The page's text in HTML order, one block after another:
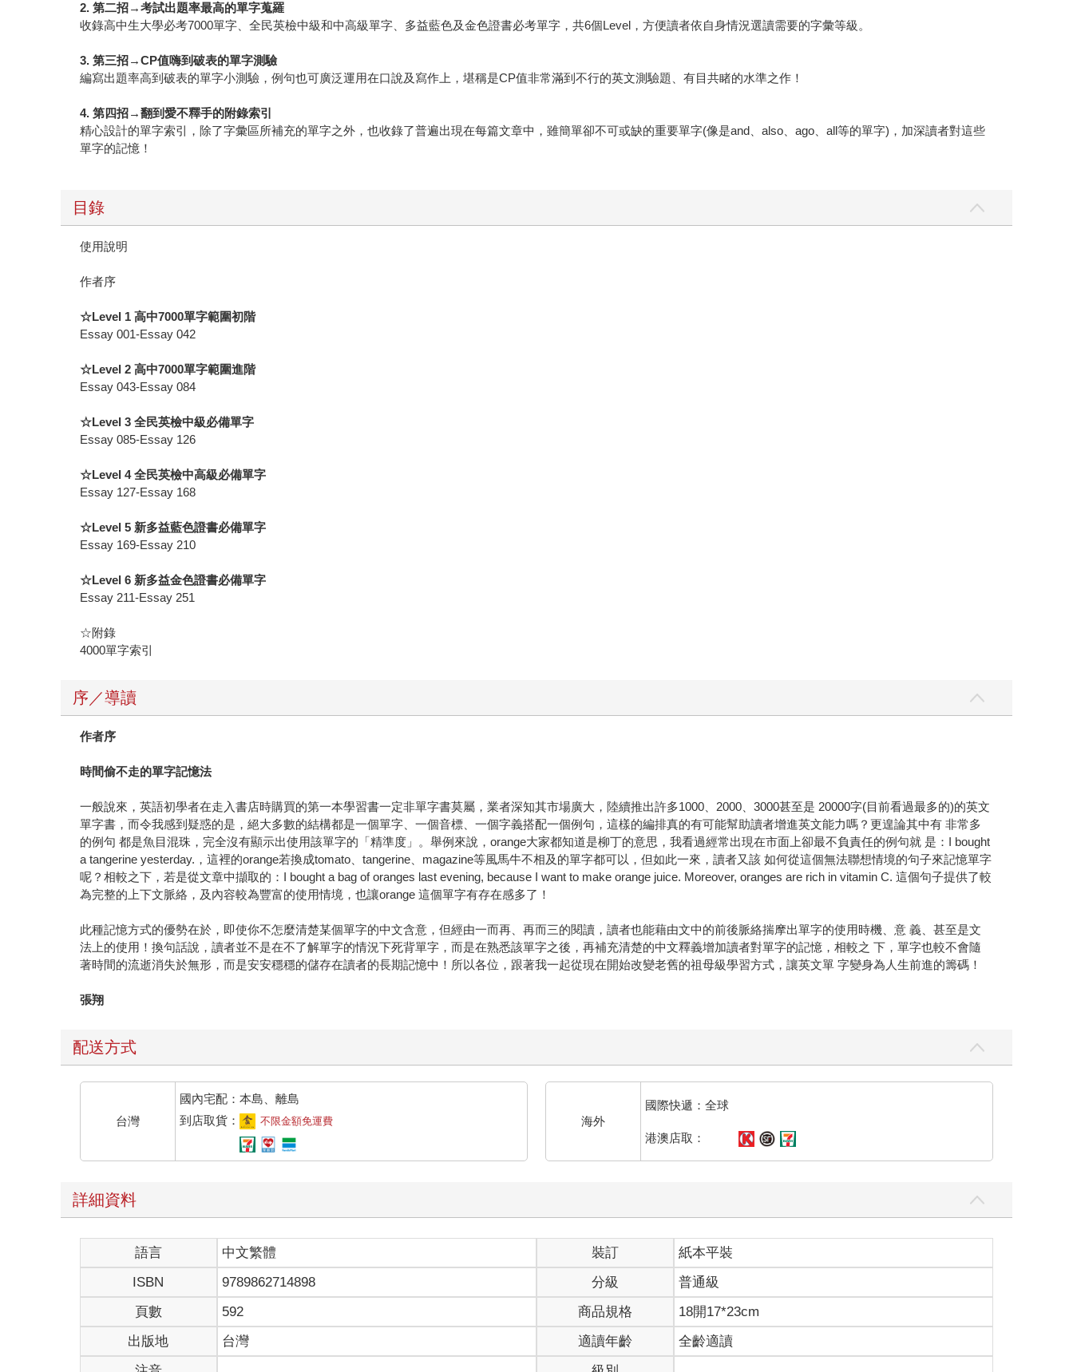
2.第二招→考試出題率最高的單字蒐羅
收錄高中生大學必考7000單字、全民英檢中級和中高級單字、多益藍色及金色證書必考單字，共6個Level，方便讀者依自身情況選讀需要的字彙等級。
3.第三招→CP值嗨到破表的單字測驗
編寫出題率高到破表的單字小測驗，例句也可廣泛運用在口說及寫作上，堪稱是CP值非常滿到不行的英文測驗題、有目共睹的水準之作！
4.第四招→翻到愛不釋手的附錄索引
精心設計的單字索引，除了字彙區所補充的單字之外，也收錄了普遍出現在每篇文章中，雖簡單卻不可或缺的重要單字(像是and、also、ago、all等的單字)，加深讀者對這些
單字的記憶！
目錄
使用說明
作者序
☆Level 1 高中7000單字範圍初階
Essay 001-Essay 042
☆Level 2 高中7000單字範圍進階
Essay 043-Essay 084
☆Level 3 全民英檢中級必備單字
Essay 085-Essay 126
☆Level 4 全民英檢中高級必備單字
Essay 127-Essay 168
☆Level 5 新多益藍色證書必備單字
Essay 169-Essay 210
☆Level 6 新多益金色證書必備單字
Essay 211-Essay 251
☆附錄
4000單字索引
序／導讀
作者序
時間偷不走的單字記憶法
一般說來，英語初學者在走入書店時購買的第一本學習書一定非單字書莫屬，業者深知其市場廣大，陸續推出許多1000、2000、3000甚至是 20000字(目前看過最多的)的英文
單字書，而令我感到疑惑的是，絕大多數的結構都是一個單字、一個音標、一個字義搭配一個例句，這樣的編排真的有可能幫助讀者增進英文能力嗎？更遑論其中有 非常多
的例句 都是魚目混珠，完全沒有顯示出使用該單字的「精準度」。舉例來說，orange大家都知道是柳丁的意思，我看過經常出現在市面上卻最不負責任的例句就 是：I bought
a tangerine yesterday.，這裡的orange若換成tomato、tangerine、magazine等風馬牛不相及的單字都可以，但如此一來，讀者又該 如何從這個無法聯想情境的句子來記憶單字
呢？相較之下，若是從文章中擷取的：I bought a bag of oranges last evening, because I want to make orange juice. Moreover, oranges are rich in vitamin C. 這個句子提供了較
為完整的上下文脈絡，及內容較為豐富的使用情境，也讓orange 這個單字有存在感多了！
此種記憶方式的優勢在於，即使你不怎麼清楚某個單字的中文含意，但經由一而再、再而三的閱讀，讀者也能藉由文中的前後脈絡揣摩出單字的使用時機、意 義、甚至是文
法上的使用！換句話說，讀者並不是在不了解單字的情況下死背單字，而是在熟悉該單字之後，再補充清楚的中文釋義增加讀者對單字的記憶，相較之 下，單字也較不會隨
著時間的流逝消失於無形，而是安安穩穩的儲存在讀者的長期記憶中！所以各位，跟著我一起從現在開始改變老舊的祖母級學習方式，讓英文單 字變身為人生前進的籌碼！
張翔
配送方式
台灣
國內宅配：本島、離島
到店取貨：
不限金額免運費 海外
國際快遞：全球
港澳店取：
詳細資料
語言 中文繁體 裝訂
紙本平裝
ISBN
9789862714898 分級
普通級
頁數
592 商品規格
18開17*23cm
出版地
台灣 適讀年齡
全齡適讀